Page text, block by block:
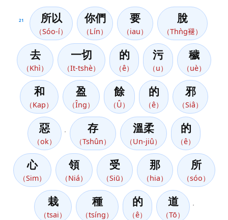
21 所以
（Sóo-í）
你們
（Lín）
要
（iau）
脫
（Thǹg褪）
去
（Khì）
一切
（It-tshè）
的
（ê）
污
（u）
穢
（uè）
和
（Kap）
盈
（Îng）
餘
（Û）
的
（ê）
邪
（Siâ）
惡
（ok）
存
（Tshûn）
溫柔
（Un-jiû）
的
（ê）
心
（Sim）
領
（Niá）
受
（Siū）
那
（hia）
所
（sóo）
栽
（tsai）
種
（tsíng）
的
（ê）
道
（Tō）